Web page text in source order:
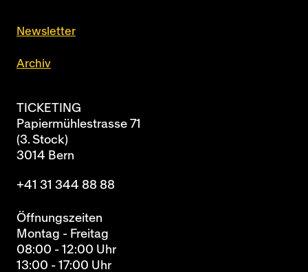
Newsletter
Archiv
TICKETING
Papiermühlestrasse 71
(3. Stock)
3014 Bern
+41 31 344 88 88
Öffnungszeiten
Montag - Freitag
08:00 - 12:00 Uhr
13:00 - 17:00 Uhr